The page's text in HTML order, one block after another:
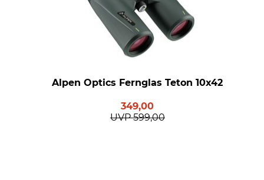
Alpen Optics Fernglas Teton 10x42
349,00
UVP 599,00